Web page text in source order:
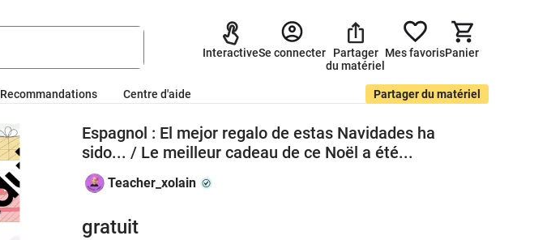
InteractiveSe connecter
Partager
du matériel
Mes favorisPanier
Recommandations Partager du matériel
Centre d'aide
Espagnol : El mejor regalo de estas Navidades ha
sido... / Le meilleur cadeau de ce Noël a été...
Teacher_xolain
gratuit